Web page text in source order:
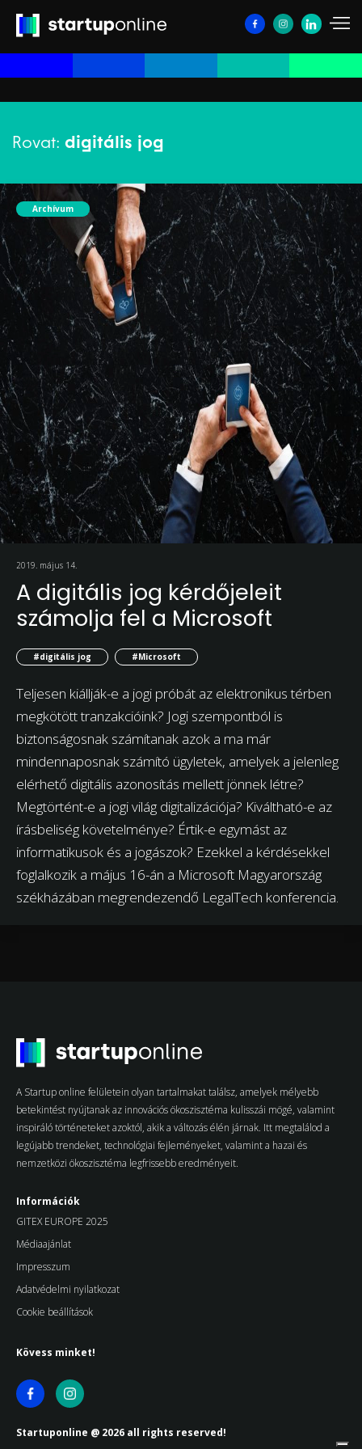
Rovat: digitális jog
Archívum
2019. május 14.
A digitális jog kérdőjeleit
számolja fel a Microsoft
#digitális jog #Microsoft
Teljesen kiállják-e a jogi próbát az elektronikus térben
megkötött tranzakcióink? Jogi szempontból is
biztonságosnak számítanak azok a ma már
mindennaposnak számító ügyletek, amelyek a jelenleg
elérhető digitális azonosítás mellett jönnek létre?
Megtörtént-e a jogi világ digitalizációja? Kiváltható-e az
írásbeliség követelménye? Értik-e egymást az
informatikusok és a jogászok? Ezekkel a kérdésekkel
foglalkozik a május 16-án a Microsoft Magyarország
székházában megrendezendő LegalTech konferencia.
A Startup online felületein olyan tartalmakat találsz, amelyek mélyebb
betekintést nyújtanak az innovációs ökoszisztéma kulisszái mögé, valamint
inspiráló történeteket azoktól, akik a változás élén járnak. Itt megtalálod a
legújabb trendeket, technológiai fejleményeket, valamint a hazai és
nemzetközi ökoszisztéma legfrissebb eredményeit.
Információk
GITEX EUROPE 2025
Médiaajánlat
Impresszum
Adatvédelmi nyilatkozat
Cookie beállítások
Kövess minket!
Startuponline @ 2026 all rights reserved!